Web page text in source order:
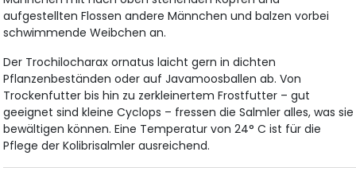
aufgestellten Flossen andere Männchen und balzen vorbei
schwimmende Weibchen an.
Der Trochilocharax ornatus laicht gern in dichten
Pflanzenbeständen oder auf Javamoosballen ab. Von
Trockenfutter bis hin zu zerkleinertem Frostfutter – gut
geeignet sind kleine Cyclops – fressen die Salmler alles, was sie
bewältigen können. Eine Temperatur von 24° C ist für die
Pflege der Kolibrisalmler ausreichend.